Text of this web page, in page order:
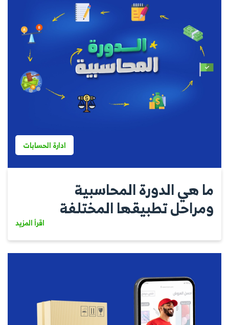
ادارة الحسابات
ما هي الدورة المحاسبية
ومراحل تطبيقها المختلفة
اقرأ المزيد